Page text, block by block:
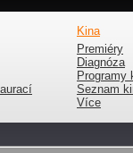
Kina
Premiéry
Diagnóza
Programy
Seznam
Více